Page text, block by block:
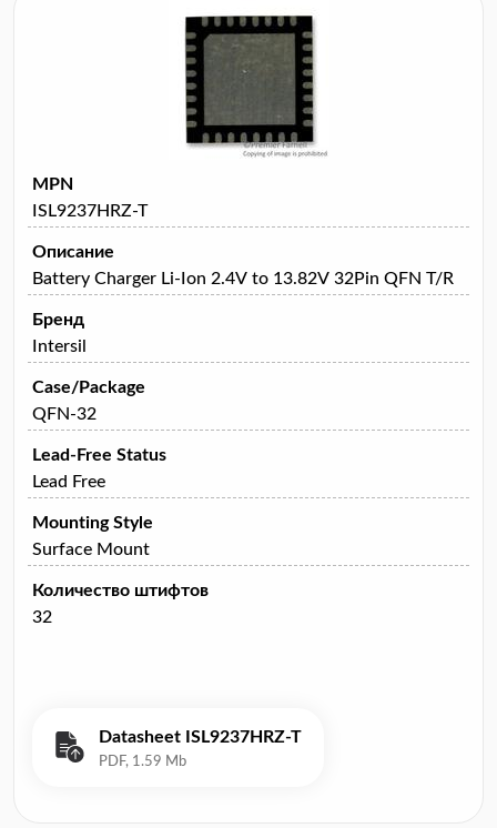
MPN
ISL9237HRZ-T
Описание
Battery Charger Li-Ion 2.4V to 13.82V 32Pin QFN T/R
Бренд
Intersil
Case/Package
QFN-32
Lead-Free Status
Lead Free
Mounting Style
Surface Mount
Количество штифтов
32
Datasheet ISL9237HRZ-T